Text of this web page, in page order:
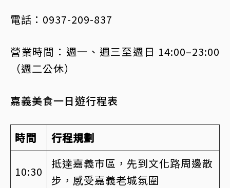
電話：0937-209-837
營業時間：週一、週三至週日 14:00–23:00
（週二公休）
嘉義美食一日遊行程表
時間 行程規劃
10:30
抵達嘉義市區，先到文化路周邊散
步，感受嘉義老城氛圍